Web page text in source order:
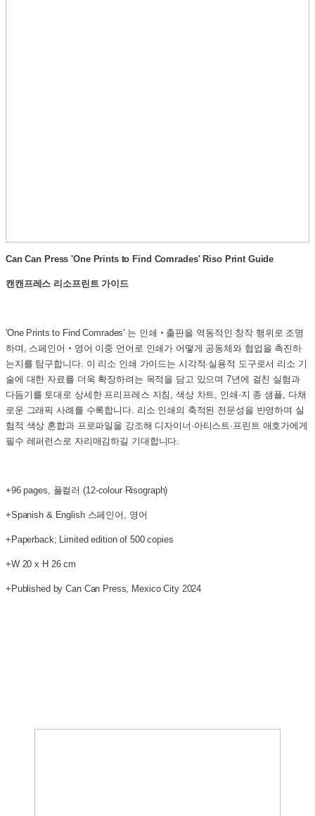
Can Can Press 'One Prints to Find Comrades' Riso Print Guide
캔캔프레스 리소프린트 가이드
'One Prints to Find Comrades' 는 인쇄‧출판을 역동적인 창작 행위로 조명
하며, 스페인어‧영어 이중 언어로 인쇄가 어떻게 공동체와 협업을 촉진하
는지를 탐구합니다. 이 리소 인쇄 가이드는 시각적∙실용적 도구로서 리소 기
술에 대한 자료를 더욱 확장하려는 목적을 담고 있으며 7년에 걸친 실험과
다듬기를 토대로 상세한 프리프레스 지침, 색상 차트, 인쇄·지 종 샘플, 다채
로운 그래픽 사례를 수록합니다. 리소 인쇄의 축적된 전문성을 반영하며 실
험적 색상 혼합과 프로파일을 강조해 디자이너·아티스트·프린트 애호가에게
필수 레퍼런스로 자리매김하길 기대합니다.
+96 pages, 풀컬러 (12-colour Risograph)
+Spanish & English 스페인어, 영어
+Paperback; Limited edition of 500 copies
+W 20 x H 26 cm
+Published by Can Can Press, Mexico City 2024